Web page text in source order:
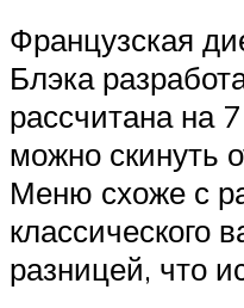
Французская
Блэка
рассчитана на
можно скинуть
Меню схоже с
классического
разницей, что